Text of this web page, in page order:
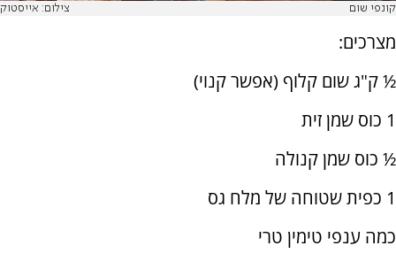
קונפי שום צילום: אייסטוק
מצרכים:
½ ק"ג שום קלוף (אפשר קנוי)
1 כוס שמן זית
½ כוס שמן קנולה
1 כפית שטוחה של מלח גס
כמה ענפי טימין טרי